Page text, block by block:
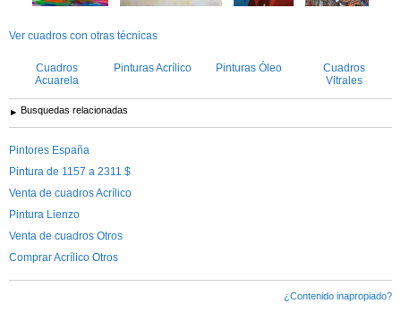
Ver cuadros con otras técnicas
Cuadros
Acuarela
Pinturas Acrílico Pinturas Óleo
Cuadros
Vitrales
Busquedas relacionadas
Pintores España
Pintura de 1157 a 2311 $
Venta de cuadros Acrílico
Pintura Lienzo
Venta de cuadros Otros
Comprar Acrílico Otros
¿Contenido inapropiado?